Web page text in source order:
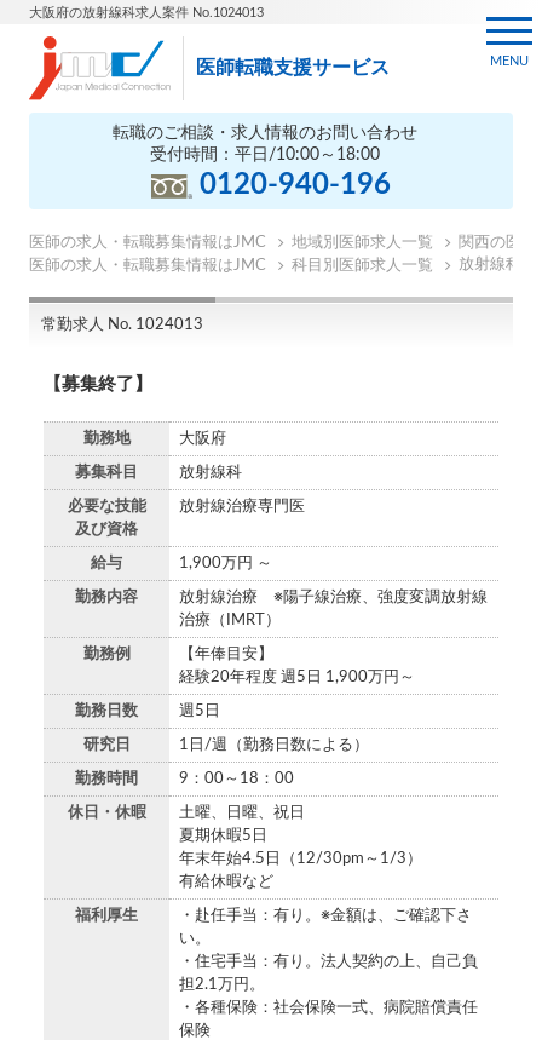
大阪府の放射線科求人案件 No.1024013
医師転職支援サービス
転職のご相談・求人情報のお問い合わせ
受付時間：平日/10:00～18:00
0120-940-196
MENU
医師の求人・転職募集情報はJMC 地域別医師求人一覧
関西の医師
医師の求人・転職募集情報はJMC
科目別医師求人一覧 放射線科の
常勤求人 No. 1024013
【募集終了】
勤務地 大阪府
募集科目 放射線科
必要な技能
及び資格
放射線治療専門医
給与 1,900万円 ～
勤務内容
放射線治療 ※陽子線治療、強度変調放射線
治療（IMRT）
勤務例
【年俸目安】
経験20年程度 週5日 1,900万円～
勤務日数 週5日
研究日 1日/週（勤務日数による）
勤務時間 9：00～18：00
休日・休暇
土曜、日曜、祝日
夏期休暇5日
年末年始4.5日（12/30pm～1/3）
有給休暇など
福利厚生
・赴任手当：有り。※金額は、ご確認下さ
い。
・住宅手当：有り。法人契約の上、自己負
担2.1万円。
・各種保険：社会保険一式、病院賠償責任
保険